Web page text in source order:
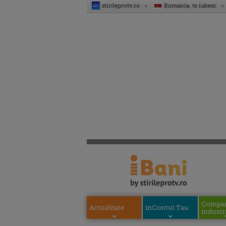
stirileprotv.ro Romania, te iubesc
Actualitate inContul Tau